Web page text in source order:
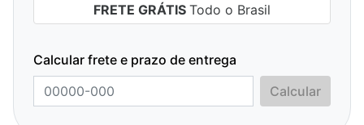
FRETE GRÁTIS Todo o Brasil
Calcular frete e prazo de entrega
Calcular